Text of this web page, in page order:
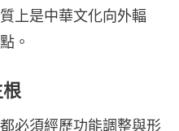
上是中華文化向外輻
。
必須經歷功能調整與形